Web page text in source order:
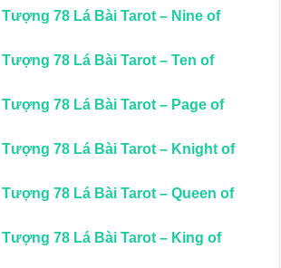
78 Lá Bài Tarot – Nine of
78 Lá Bài Tarot – Ten of
78 Lá Bài Tarot – Page of
78 Lá Bài Tarot – Knight of
78 Lá Bài Tarot – Queen of
78 Lá Bài Tarot – King of